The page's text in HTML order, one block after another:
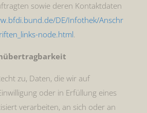
sowie deren Kontaktdaten
DE/Infothek/Anschr
node.html.
zu, Daten, die wir auf
oder in Erfüllung eines
verarbeiten, an sich oder an